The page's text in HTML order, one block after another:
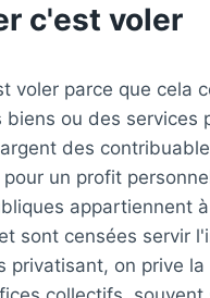
c'est voler
voler parce que cela
ou des services
des
un profit
appartiennent
sont censées servir
privatisant, on prive